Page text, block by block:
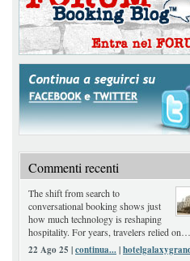
Commenti recenti
The shift from search to
conversational booking shows just
how much technology is reshaping
hospitality. For years, travelers relied on…
22 Ago 25 |continua...|